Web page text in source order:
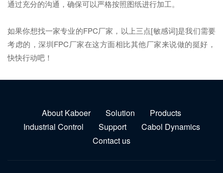
通过充分的沟通，确保可以严格按照图纸进行加工。
如果你想找一家专业的FPC厂家，以上三点[敏感词]是我们需要
考虑的，深圳FPC厂家在这方面相比其他厂家来说做的挺好，
快快行动吧！
About Kaboer Solution
Products
Industrial Control
Support
Cabol Dynamics
Contact us